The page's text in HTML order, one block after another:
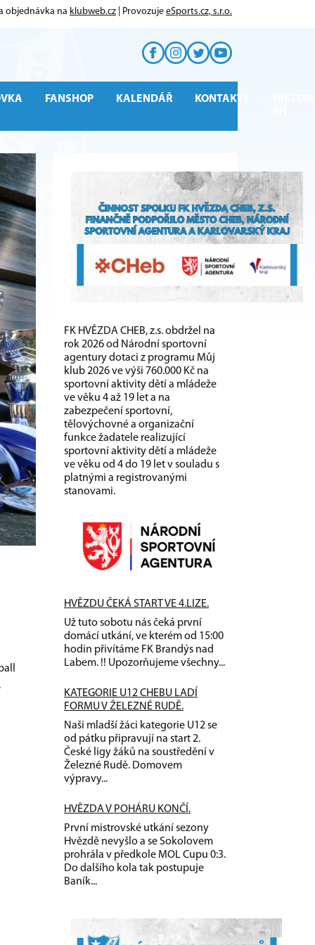
objednávka na klubweb.cz | Provozuje eSports.cz, s.r.o.
FANSHOP KALENDÁŘ KONTAKTY
FK HVĚZDA CHEB, z.s. obdržel na
rok 2026 od Národní sportovní
agentury dotaci z programu Můj
klub 2026 ve výši 760.000 Kč na
sportovní aktivity dětí a mládeže
ve věku 4 až 19 let a na
zabezpečení sportovní,
tělovýchovné a organizační
funkce žadatele realizující
sportovní aktivity dětí a mládeže
ve věku od 4 do 19 let v souladu s
platnými a registrovanými
stanovami.
HVĚZDU ČEKÁ START VE 4.LIZE.
Už tuto sobotu nás čeká první
domácí utkání, ve kterém od 15:00
hodin přivítáme FK Brandýs nad
Labem. !! Upozorňujeme všechny...
KATEGORIE U12 CHEBU LADÍ
FORMU V ŽELEZNÉ RUDĚ.
Naši mladší žáci kategorie U12 se
od pátku připravují na start 2.
České ligy žáků na soustředění v
Železné Rudě. Domovem
výpravy...
HVĚZDA V POHÁRU KONČÍ.
První mistrovské utkání sezony
Hvězdě nevyšlo a se Sokolovem
prohrála v předkole MOL Cupu 0:3.
Do dalšího kola tak postupuje
Baník...